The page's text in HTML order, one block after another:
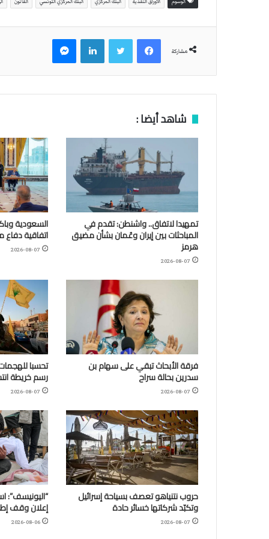
الوسوم الأوراق النقدية البنك المركزي البنك المركزي التونسي القانون
مشاركة
فيسبوك لينكدإن
شاهد أيضا :
تمهيدا لاتفاق.. واشنطن: تقدم في
المباحثات بين إيران وعُمان بشأن مضيق
هرمز
2026-08-07
السعودية
اتفاقية
2026-08-07
فرقة الأبحاث تبقي على سهام بن
سدرين بحالة سراح
2026-08-07
تحسبا
رسم خريطة
2026-08-07
حروب نتنياهو تعصف بسياحة إسرائيل
وتكبّد شركاتها خسائر حادة
2026-08-07
إعلان وقف
2026-08-06